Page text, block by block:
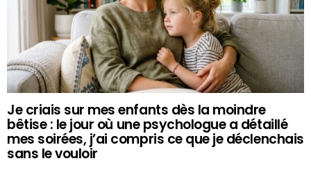
Je criais sur mes enfants dès la moindre
bêtise : le jour où une psychologue a détaillé
mes soirées, j’ai compris ce que je déclenchais
sans le vouloir